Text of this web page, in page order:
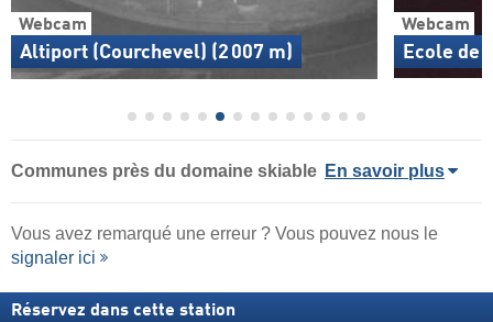
Webcam
Altiport (Courchevel) (2 007 m)
Webcam
Ecole de
Communes près du domaine skiable En savoir plus
Vous avez remarqué une erreur ? Vous pouvez nous le
signaler ici
Réservez dans cette station